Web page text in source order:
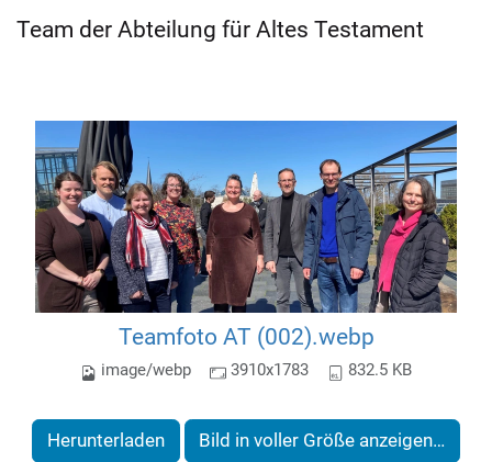
Team der Abteilung für Altes Testament
Teamfoto AT (002).webp
image/webp 3910x1783 832.5 KB
Herunterladen Bild in voller Größe anzeigen…